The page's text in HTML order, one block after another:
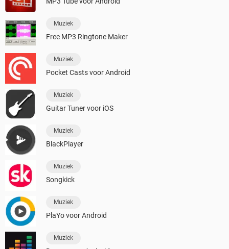
Muziek
Free MP3 Ringtone Maker
Muziek
Pocket Casts voor Android
Muziek
Guitar Tuner voor iOS
Muziek
BlackPlayer
Muziek
Songkick
Muziek
PlaYo voor Android
Muziek